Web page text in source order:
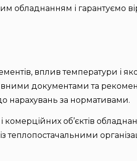
і гарантуємо
вплив температури і
документами та
нарахувань за нормативами.
комерційних об’єктів
теплопостачальними